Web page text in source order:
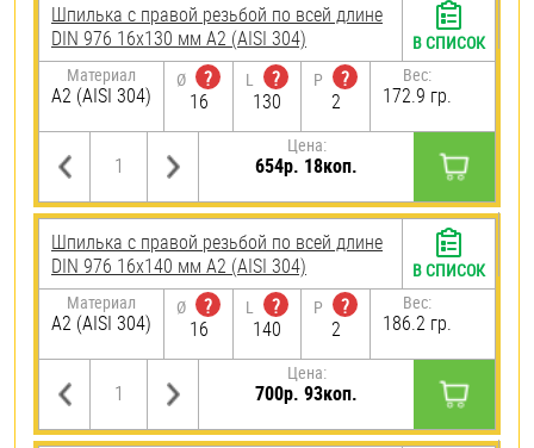
Шпилька с правой резьбой по всей длине
DIN 976 16х130 мм А2 (AISI 304)
Материал
А2 (AISI 304)
Ø
?
16
L
?
130
P
?
2
Вес:
172.9 гр.
Цена:
654р. 18коп.
В СПИСОК
Шпилька с правой резьбой по всей длине
DIN 976 16х140 мм А2 (AISI 304)
Материал
А2 (AISI 304)
Ø
?
16
L
?
140
P
?
2
Вес:
186.2 гр.
Цена:
700р. 93коп.
В СПИСОК